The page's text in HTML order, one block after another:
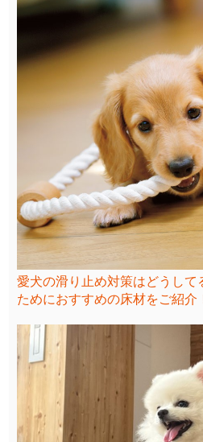
愛犬の滑り止め対策はどうして
ためにおすすめの床材をご紹介